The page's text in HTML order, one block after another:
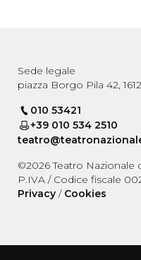
Sede legale
piazza Borgo Pila 42,
010 53421
+39 010 534 2510
©2026Teatro Nazionale
P.IVA / Codice fiscale
Privacy / Cookies